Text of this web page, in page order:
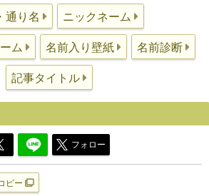
通り名 ニックネーム
ム 名前入り壁紙 名前診断
記事タイトル
フォロー
ピー